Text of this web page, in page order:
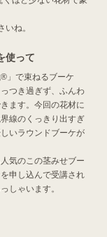
ね。
使って
®」で束ねるブーケ
つき過ぎず、ふんわ
ます。今回の花材に
線のくっきり出すぎ
いラウンドブーケが
気のこの茎みせブー
申し込んで受講され
しゃいます。